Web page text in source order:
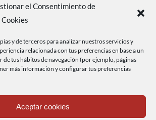
el Consentimiento de
Cookies
y de terceros para analizar nuestros servicios y
relacionada con tus preferencias en base a un
tus hábitos de navegación (por ejemplo, páginas
más información y configurar tus preferencias
Aceptar cookies